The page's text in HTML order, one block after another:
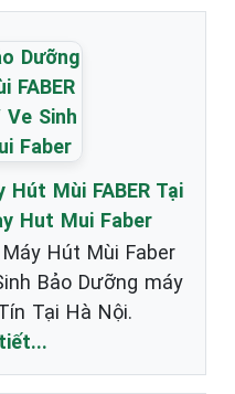
Hút Mùi FABER Tại
Hut Mui Faber
Hút Mùi Faber
Bảo Dưỡng máy
Tại Hà Nội.